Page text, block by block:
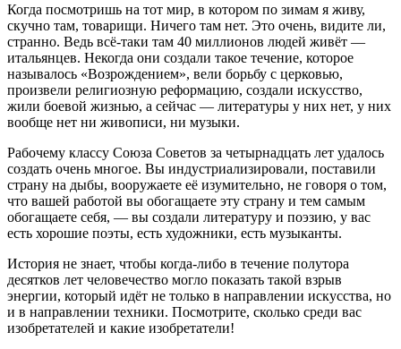
Когда посмотришь на тот мир, в котором по зимам я живу,
скучно там, товарищи. Ничего там нет. Это очень, видите ли,
странно. Ведь всё-таки там 40 миллионов людей живёт —
итальянцев. Некогда они создали такое течение, которое
называлось «Возрождением», вели борьбу с церковью,
произвели религиозную реформацию, создали искусство,
жили боевой жизнью, а сейчас — литературы у них нет, у них
вообще нет ни живописи, ни музыки.
Рабочему классу Союза Советов за четырнадцать лет удалось
создать очень многое. Вы индустриализировали, поставили
страну на дыбы, вооружаете её изумительно, не говоря о том,
что вашей работой вы обогащаете эту страну и тем самым
обогащаете себя, — вы создали литературу и поэзию, у вас
есть хорошие поэты, есть художники, есть музыканты.
История не знает, чтобы когда-либо в течение полутора
десятков лет человечество могло показать такой взрыв
энергии, который идёт не только в направлении искусства, но
и в направлении техники. Посмотрите, сколько среди вас
изобретателей и какие изобретатели!